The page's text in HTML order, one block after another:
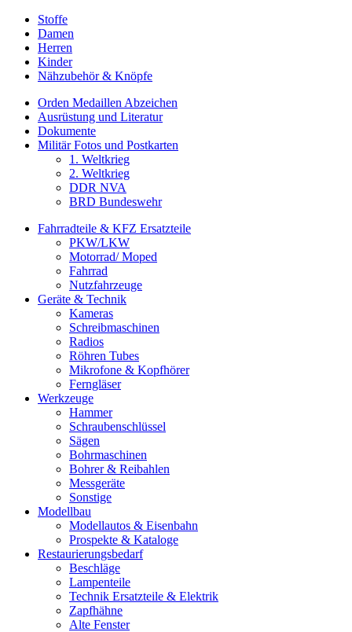
Stoffe
Damen
Herren
Kinder
Nähzubehör & Knöpfe
Orden Medaillen Abzeichen
Ausrüstung und Literatur
Dokumente
Militär Fotos und Postkarten
1. Weltkrieg
2. Weltkrieg
DDR NVA
BRD Bundeswehr
Fahrradteile & KFZ Ersatzteile
PKW/LKW
Motorrad/ Moped
Fahrrad
Nutzfahrzeuge
Geräte & Technik
Kameras
Schreibmaschinen
Radios
Röhren Tubes
Mikrofone & Kopfhörer
Ferngläser
Werkzeuge
Hammer
Schraubenschlüssel
Sägen
Bohrmaschinen
Bohrer & Reibahlen
Messgeräte
Sonstige
Modellbau
Modellautos & Eisenbahn
Prospekte & Kataloge
Restaurierungsbedarf
Beschläge
Lampenteile
Technik Ersatzteile & Elektrik
Zapfhähne
Alte Fenster